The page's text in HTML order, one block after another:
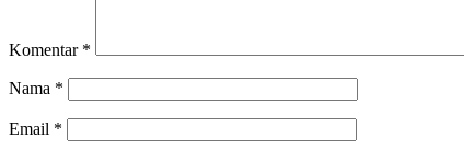
Komentar *
Nama *
Email *